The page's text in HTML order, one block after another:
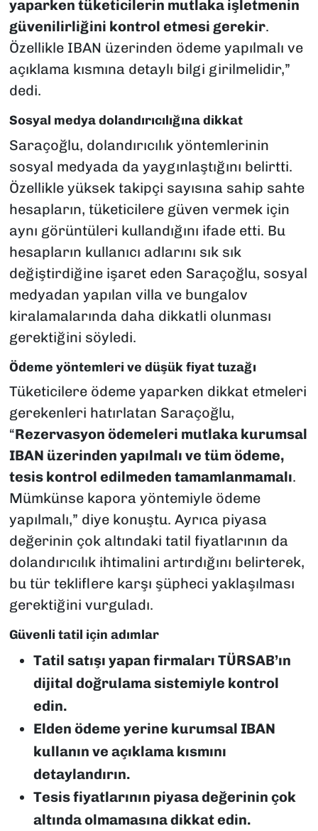
yaparken tüketicilerin mutlaka işletmenin
güvenilirliğini kontrol etmesi gerekir.
Özellikle IBAN üzerinden ödeme yapılmalı ve
açıklama kısmına detaylı bilgi girilmelidir,”
dedi.
Sosyal medya dolandırıcılığına dikkat
Saraçoğlu, dolandırıcılık yöntemlerinin
sosyal medyada da yaygınlaştığını belirtti.
Özellikle yüksek takipçi sayısına sahip sahte
hesapların, tüketicilere güven vermek için
aynı görüntüleri kullandığını ifade etti. Bu
hesapların kullanıcı adlarını sık sık
değiştirdiğine işaret eden Saraçoğlu, sosyal
medyadan yapılan villa ve bungalov
kiralamalarında daha dikkatli olunması
gerektiğini söyledi.
Ödeme yöntemleri ve düşük fiyat tuzağı
Tüketicilere ödeme yaparken dikkat etmeleri
gerekenleri hatırlatan Saraçoğlu,
“Rezervasyon ödemeleri mutlaka kurumsal
IBAN üzerinden yapılmalı ve tüm ödeme,
tesis kontrol edilmeden tamamlanmamalı.
Mümkünse kapora yöntemiyle ödeme
yapılmalı,” diye konuştu. Ayrıca piyasa
değerinin çok altındaki tatil fiyatlarının da
dolandırıcılık ihtimalini artırdığını belirterek,
bu tür tekliflere karşı şüpheci yaklaşılması
gerektiğini vurguladı.
Güvenli tatil için adımlar
Tatil satışı yapan firmaları TÜRSAB’ın
dijital doğrulama sistemiyle kontrol
edin.
Elden ödeme yerine kurumsal IBAN
kullanın ve açıklama kısmını
detaylandırın.
Tesis fiyatlarının piyasa değerinin çok
altında olmamasına dikkat edin.